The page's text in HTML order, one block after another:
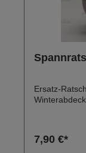
Ersatz-
7,90 €*